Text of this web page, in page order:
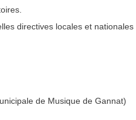
directives locales et nationales
de Musique de Gannat)